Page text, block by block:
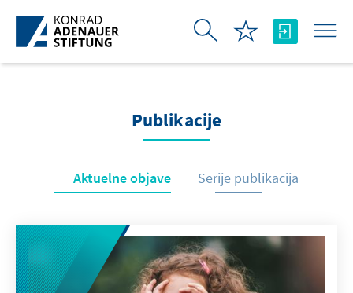
Skip to Main Content
Publikacije
Aktuelne objave Serije publikacija